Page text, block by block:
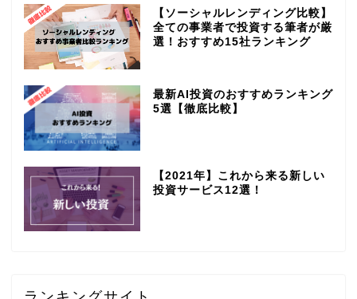
【ソーシャルレンディング比較】
全ての事業者で投資する筆者が厳
選！おすすめ15社ランキング
最新AI投資のおすすめランキング
5選【徹底比較】
【2021年】これから来る新しい
投資サービス12選！